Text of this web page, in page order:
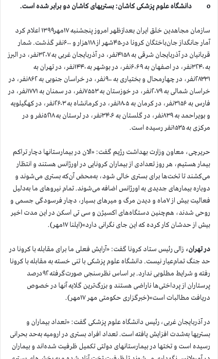
o دانشگاه علوم پزشکی کاشان: بستریهای کاشان دو برابر شده است.
سازمان مجاهدین خلق ایران بعدازظهر امروز پنجشنبه ۱۷مهر۱۳۹۹ اعلام کرد
آمار جانگداز جان‌باختگان کرونا در۴۵۰‌شهر از ۱۱۸هزار و ۶۰۰نفر گذشت. شمار
قربانیان در آذربایجان شرقی به ۴۱۵۸نفر، در آذربایجان غربی به ۳۲۰۷نفر، در البرز
به ۳۲۴۰نفر، در اصفهان به ۶۰۶۹نفر، در بوشهر به ۱۴۴۰نفر، در تهران به
۲۸۳۳۱نفر، در چهارمحال و بختیاری به ۹۰۰نفر، در خراسان جنوبی به ۸۶۲نفر، در
خراسان شمالی به ۲۰۷۹نفر، در خوزستان به ۷۵۵۳نفر، در سمنان به ۱۷۷۱نفر، در
فارس به ۳۱۵۶نفر، در کرمان به ۱۸۰۵نفر، در کرمانشاه به ۲۶۰۳نفر، در کهگیلویه
و بویراحمد به ۸۳۹نفر، در گلستان به ۳۴۰۶نفر، در لرستان به ۵۲۱۸نفر و در
مرکزی به ۱۵۳۵نفر رسیده است.
حریرچی، معاون وزارت بهداشت رژیم گفت: «الان در بیمارستانها دچار تراکم
بیمار هستیم، هر روز تعدادی از بیماران کرونایی در اورژانس هستند و انتظار
می‌کشند تا تخت‌ها برای بستری خالی شود، به‌محض آن‌که بستری می‌شوند و
دوباره بیمارهای جدیدی به اورژانس اضافه می‌شوند. تمام نیروهای ما به‌دلیل
فعالیت بیش از ۷ماه و دیدن مرگ و میرهای بسیار، دچار فرسودگی جسمی و
روحی شدند، هم‌چنین دستگاه‌های اکسیژن و سی تی اسکن در این مدت اخیر
بیش از حدشان کار کرده که این جای نگرانی دارد»(ایلنا ۱۷مهر).
در تهران، زالی رئیس ستاد کرونا گفت: «آرایش فعلی ما برای مقابله با کرونا در
حد جنگ تمام‌عیار نیست. دانشگاه علوم پزشکی با تنی خسته به مقابله با کرونا
رفته و شرایط مطلوبی ندارد. بر اساس نظرسنجی صورت‌گرفته ۹۲درصد
پرستاران از پرداختی‌ها ناراضی هستند و بزرگ‌ترین گلایه آنها در خصوص
دریافت مطالبات است»(خبرگزاری حکومتی مهر ۱۷مهر).
در آذربایجان غربی، رئیس دانشگاه علوم پزشکی گفت: «تعداد بیماران و
بستریها به‌شدت افزایش یافته است. تعداد افراد بستری در ارومیه به‌حد بحرانی
رسیده است و تختها در بیمارستانهای دولتی تکمیل ظرفیت شده‌اند و بیماران